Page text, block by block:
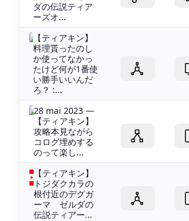
ダの伝説ティア
ーズオ...
【ティアキン】
料理貰ったのし
か使ってなかっ
たけど何が1番使
い勝手いいんだ
ろ？ :...
28 mai 2023 —
【ティアキン】
攻略本見ながら
コログ埋めする
のって楽し...
【ティアキン】
トジダクカラの
根付近のデグガ
ーマ ゼルダの
伝説ティアー...